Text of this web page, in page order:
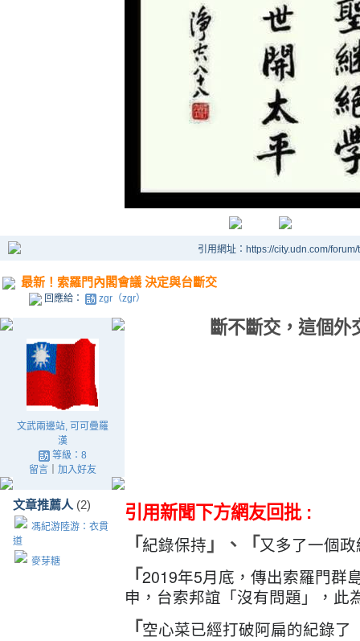
引用網址：https://city.udn.com/
最新！索羅門內閣會議 決定與台斷交
回應給： zgr（zgr）
文武兩邊站, 可可疊羅
漢
等級：8
留言｜ 加入好友
文章推薦人 (2)
馮紀游陸游：衣貫
道
麥芽糖
斷不斷交，這個
引用新聞下方網友回批 :
「 紀錄保持 」、 「 又多了一個政
「 2019年5月底，傳出索羅門群
申，台索邦誼「沒有問題」，
「 空心菜已經打破阿扁的紀錄了